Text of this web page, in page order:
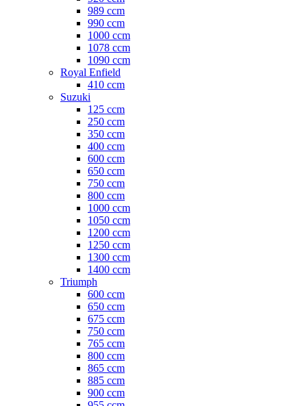
989 ccm
990 ccm
1000 ccm
1078 ccm
1090 ccm
Royal Enfield
410 ccm
Suzuki
125 ccm
250 ccm
350 ccm
400 ccm
600 ccm
650 ccm
750 ccm
800 ccm
1000 ccm
1050 ccm
1200 ccm
1250 ccm
1300 ccm
1400 ccm
Triumph
600 ccm
650 ccm
675 ccm
750 ccm
765 ccm
800 ccm
865 ccm
885 ccm
900 ccm